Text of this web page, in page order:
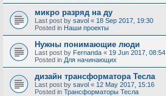
микро разряд на ду
Last post by savol « 18 Sep 2017, 19:30
Posted in Наши проекты
Нужны понимающие люди
Last post by Fernanda « 19 Jun 2017, 08:54
Posted in Для начинающих
дизайн трансформатора Тесла
Last post by savol « 12 May 2017, 15:16
Posted in Трансформаторы Тесла